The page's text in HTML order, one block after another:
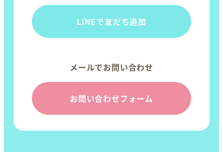
LINEで友だち追加
メールでお問い合わせ
お問い合わせフォーム